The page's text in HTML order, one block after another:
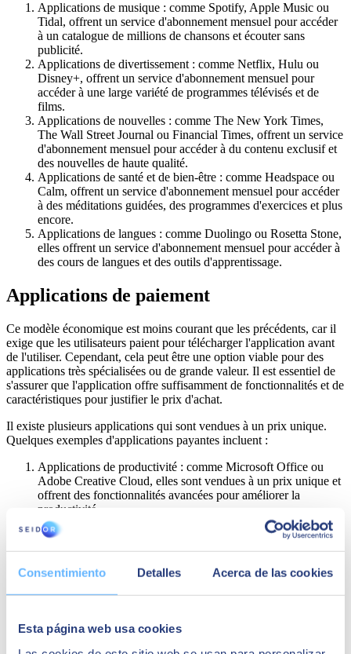
Consentimiento Detalles Acerca de las cookies
Esta página web usa cookies
Applications de musique : comme Spotify, Apple Music ou
Tidal, offrent un service d'abonnement mensuel pour accéder
à un catalogue de millions de chansons et écouter sans
publicité.
Applications de divertissement : comme Netflix, Hulu ou
Disney+, offrent un service d'abonnement mensuel pour
accéder à une large variété de programmes télévisés et de
films.
Applications de nouvelles : comme The New York Times,
The Wall Street Journal ou Financial Times, offrent un service
d'abonnement mensuel pour accéder à du contenu exclusif et
des nouvelles de haute qualité.
Applications de santé et de bien-être : comme Headspace ou
Calm, offrent un service d'abonnement mensuel pour accéder
à des méditations guidées, des programmes d'exercices et plus
encore.
Applications de langues : comme Duolingo ou Rosetta Stone,
elles offrent un service d'abonnement mensuel pour accéder à
des cours de langues et des outils d'apprentissage.
Applications de paiement
Ce modèle économique est moins courant que les précédents, car il
exige que les utilisateurs paient pour télécharger l'application avant
de l'utiliser. Cependant, cela peut être une option viable pour des
applications très spécialisées ou de grande valeur. Il est essentiel de
s'assurer que l'application offre suffisamment de fonctionnalités et de
caractéristiques pour justifier le prix d'achat.
Il existe plusieurs applications qui sont vendues à un prix unique.
Quelques exemples d'applications payantes incluent :
Applications de productivité : comme Microsoft Office ou
Adobe Creative Cloud, elles sont vendues à un prix unique et
offrent des fonctionnalités avancées pour améliorer la
productivité.
Applications de conception graphique : comme Sketch ou
Affinity Designer, elles sont vendues à un prix unique et
offrent des outils avancés pour la conception graphique.
Applications de montage vidéo : comme Final Cut Pro ou
Adobe Premiere, elles sont vendues à un prix unique et
offrent des fonctionnalités avancées pour le montage vidéo.
Minecraft ou Monument Valley, elles sont vendues à un prix
unique et offrent des expériences de jeu complètes.
Applications de mesure et de suivi : comme AutoCAD ou